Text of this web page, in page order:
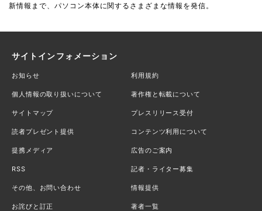
新情報まで、パソコン本体に関するさまざまな情報を発信。
サイトインフォメーション
お知らせ 利用規約
個人情報の取り扱いについて 著作権と転載について
サイトマップ プレスリリース受付
読者プレゼント提供 コンテンツ利用について
提携メディア 広告のご案内
RSS 記者・ライター募集
その他、お問い合わせ 情報提供
お詫びと訂正 著者一覧